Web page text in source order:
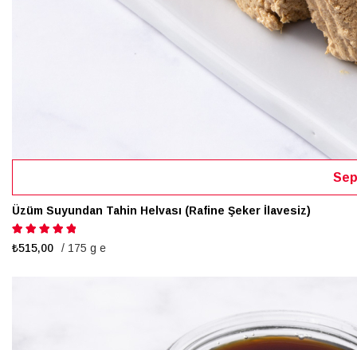
Üzüm Suyundan Tahin Helvası (Rafine Şeker İlavesiz)
Puanlama:
₺515,00 / 175 g e